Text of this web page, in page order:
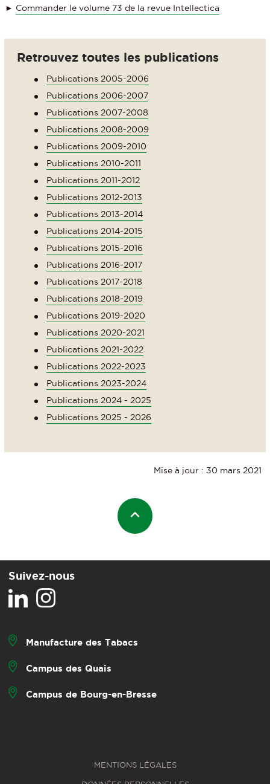
► Commander le volume 73 de la revue Intellectica
Retrouvez toutes les publications
Publications 2005-2006
Publications 2006-2007
Publications 2007-2008
Publications 2008-2009
Publications 2009-2010
Publications 2010-2011
Publications 2011-2012
Publications 2012-2013
Publications 2013-2014
Publications 2014-2015
Publications 2015-2016
Publications 2016-2017
Publications 2017-2018
Publications 2018-2019
Publications 2019-2020
Publications 2020-2021
Publications 2021-2022
Publications 2022-2023
Publications 2023-2024
Publications 2024 - 2025
Publications 2025 - 2026
Mise à jour : 30 mars 2021
Suivez-nous
Manufacture des Tabacs
Campus des Quais
Campus de Bourg-en-Bresse
MENTIONS LÉGALES